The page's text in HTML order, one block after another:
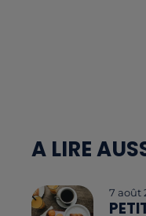
A LIRE
7 août